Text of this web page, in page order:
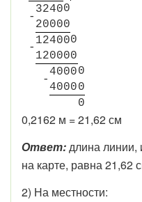
-
32400
20000
-
124000
120000
-
40000
40000
0
0,2162 м = 21,62 см
Ответ: длина
на карте, равна 21,62
2) На местности: